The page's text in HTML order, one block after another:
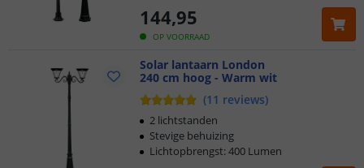
OP VOORRAAD
144,95
Solar lantaarn London
240 cm hoog - Warm wit
(11 reviews)
2 lichtstanden
Stevige behuizing
Lichtopbrengst: 400 Lumen
Klantbeoordeling 9.1
Voor 23:45 uur besteld,morgen in huis
2 jaar garantie
Gratis verzending vanaf € 20,-